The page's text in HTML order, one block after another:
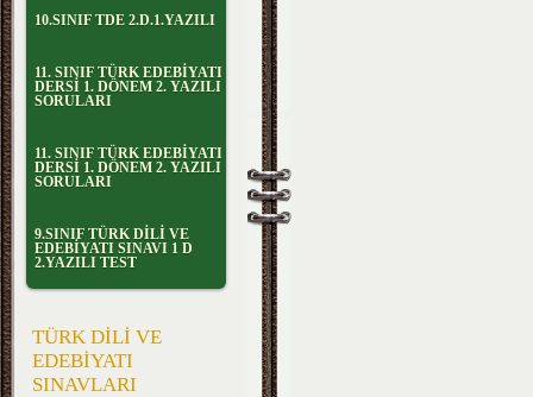
10.SINIF TDE 2.D.1.YAZILI
11. SINIF TÜRK EDEBİYATI
DERSİ 1. DÖNEM 2. YAZILI
SORULARI
11. SINIF TÜRK EDEBİYATI
DERSİ 1. DÖNEM 2. YAZILI
SORULARI
9.SINIF TÜRK DİLİ VE
EDEBİYATI SINAVI 1 D
2.YAZILI TEST
TÜRK DİLİ VE
EDEBİYATI
SINAVLARI